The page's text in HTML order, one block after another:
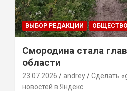
ВЫБОР РЕДАКЦИИ ОБЩЕСТВО
Смородина стала
области
23.07.2026 andrey
Сделать
новостей в Яндекс